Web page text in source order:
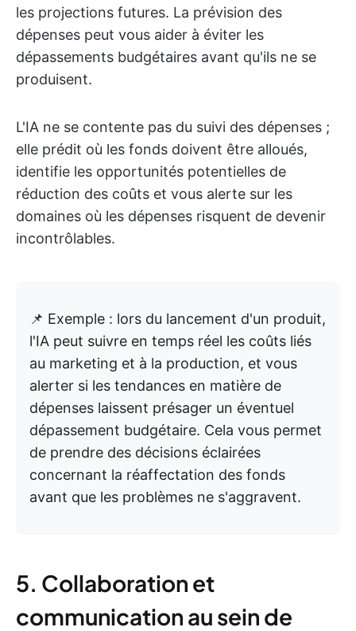
les projections futures. La prévision des
dépenses peut vous aider à éviter les
dépassements budgétaires avant qu'ils ne se
produisent.
L'IA ne se contente pas du suivi des dépenses ;
elle prédit où les fonds doivent être alloués,
identifie les opportunités potentielles de
réduction des coûts et vous alerte sur les
domaines où les dépenses risquent de devenir
incontrôlables.
📌 Exemple : lors du lancement d'un produit,
l'IA peut suivre en temps réel les coûts liés
au marketing et à la production, et vous
alerter si les tendances en matière de
dépenses laissent présager un éventuel
dépassement budgétaire. Cela vous permet
de prendre des décisions éclairées
concernant la réaffectation des fonds
avant que les problèmes ne s'aggravent.
5. Collaboration et
communication au sein de